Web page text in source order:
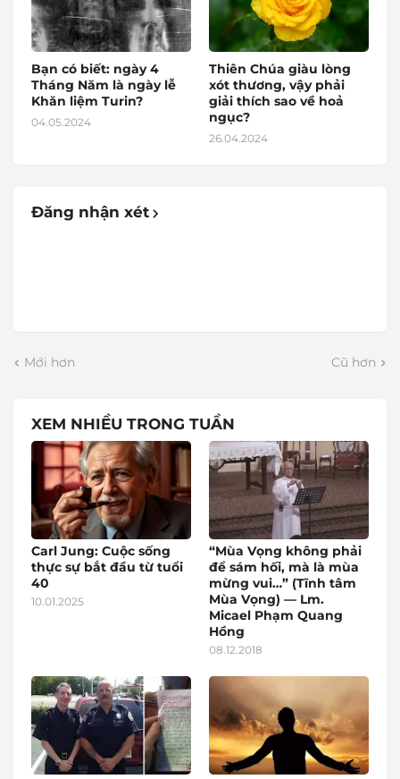
Bạn có biết: ngày 4
Tháng Năm là ngày lễ
Khăn liệm Turin?
04.05.2024
Thiên Chúa giàu lòng
xót thương, vậy phải
giải thích sao về hoả
ngục?
26.04.2024
Đăng nhận xét
Mới hơn Cũ hơn
XEM NHIỀU TRONG TUẦN
Carl Jung: Cuộc sống
thực sự bắt đầu từ tuổi
40
10.01.2025
“Mùa Vọng không phải
để sám hối, mà là mùa
mừng vui…” (Tĩnh tâm
Mùa Vọng) — Lm.
Micael Phạm Quang
Hồng
08.12.2018